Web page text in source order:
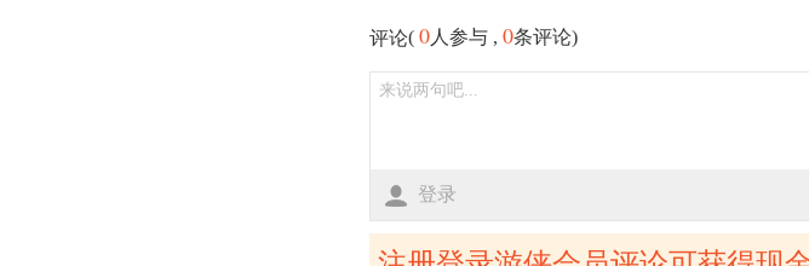
评论( 0人参与 , 0条评论)
登录